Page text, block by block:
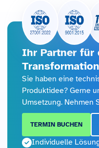
Ihr Partner für
Sie haben eine
Produktidee? Gerne
Umsetzung. Nehmen
TERMIN BUCHEN
Individuelle